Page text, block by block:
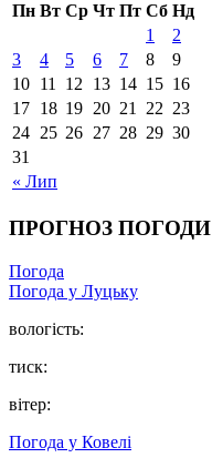
Пн Вт Ср Чт Пт Сб Нд
« Лип
1
2
3
4 5 6 7 8
9
10 11 12 13 14 15 16
17 18 19 20 21 22 23
24 25 26 27 28 29 30
31
ПРОГНОЗ ПОГОДИ
Погода
Погода у Луцьку
вологість:
тиск:
вітер:
Погода у Ковелі